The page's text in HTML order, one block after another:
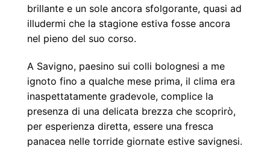
brillante e un sole ancora sfolgorante, quasi ad
illudermi che la stagione estiva fosse ancora
nel pieno del suo corso.
A Savigno, paesino sui colli bolognesi a me
ignoto fino a qualche mese prima, il clima era
inaspettatamente gradevole, complice la
presenza di una delicata brezza che scoprirò,
per esperienza diretta, essere una fresca
panacea nelle torride giornate estive savignesi.